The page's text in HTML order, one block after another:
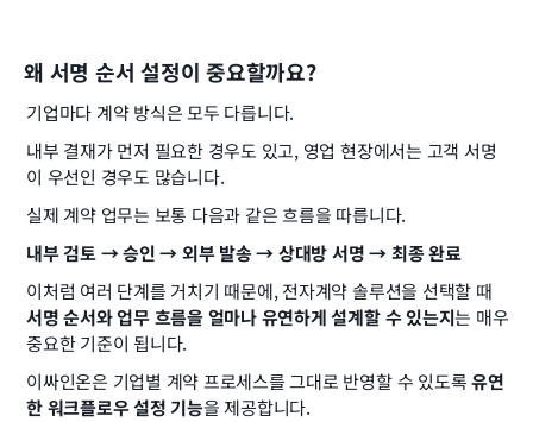
왜 서명 순서 설정이 중요할까요?
기업마다 계약 방식은 모두 다릅니다.
내부 결재가 먼저 필요한 경우도 있고, 영업 현장에서는 고객 서명
이 우선인 경우도 많습니다.
실제 계약 업무는 보통 다음과 같은 흐름을 따릅니다.
내부 검토 → 승인 → 외부 발송 → 상대방 서명 → 최종 완료
서명 순서와 업무 흐름을 얼마나 유연하게 설계할 수 있는지는 매우
중요한 기준이 됩니다.
이싸인온은 기업별 계약 프로세스를 그대로 반영할 수 있도록 유연
한 워크플로우 설정 기능을 제공합니다.